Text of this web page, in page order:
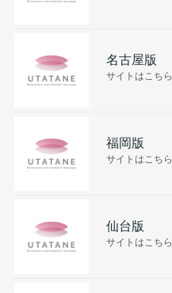
名古屋版
サイトはこちら
福岡版
サイトはこちら
仙台版
サイトはこちら